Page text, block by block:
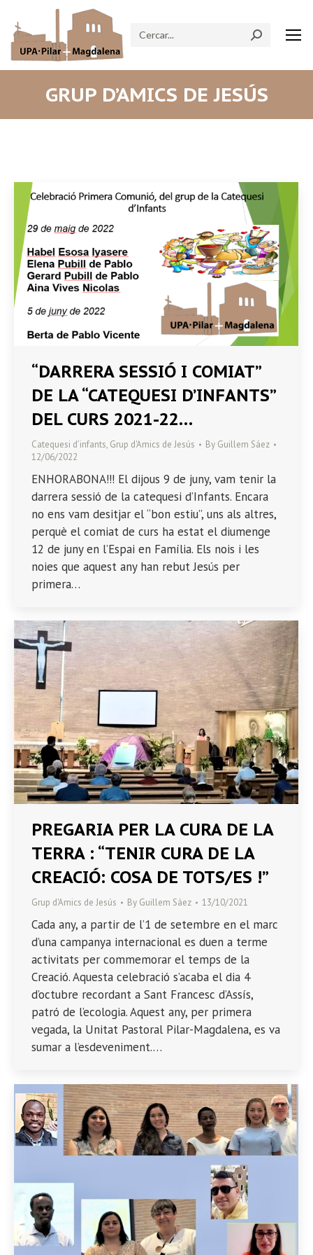
Search:
GRUP D’AMICS DE JESÚS
“DARRERA SESSIÓ I COMIAT”
DE LA “CATEQUESI D’INFANTS”
DEL CURS 2021-22…
Catequesi d’infants, Grup d'Amics de Jesús By Guillem Sáez
12/06/2022
ENHORABONA!!! El dijous 9 de juny, vam tenir la
darrera sessió de la catequesi d’Infants. Encara
no ens vam desitjar el “bon estiu”, uns als altres,
perquè el comiat de curs ha estat el diumenge
12 de juny en l’Espai en Família. Els nois i les
noies que aquest any han rebut Jesús per
primera…
PREGARIA PER LA CURA DE LA
TERRA : “TENIR CURA DE LA
CREACIÓ: COSA DE TOTS/ES !”
Grup d'Amics de Jesús By Guillem Sáez 13/10/2021
Cada any, a partir de l’1 de setembre en el marc
d’una campanya internacional es duen a terme
activitats per commemorar el temps de la
Creació. Aquesta celebració s’acaba el dia 4
d’octubre recordant a Sant Francesc d’Assís,
patró de l’ecologia. Aquest any, per primera
vegada, la Unitat Pastoral Pilar-Magdalena, es va
sumar a l’esdeveniment.…